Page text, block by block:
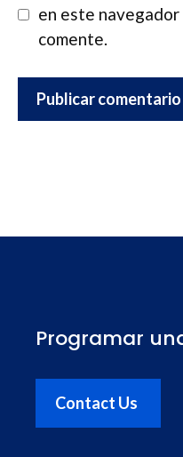
en este navegador
comente.
Programar
Contact Us